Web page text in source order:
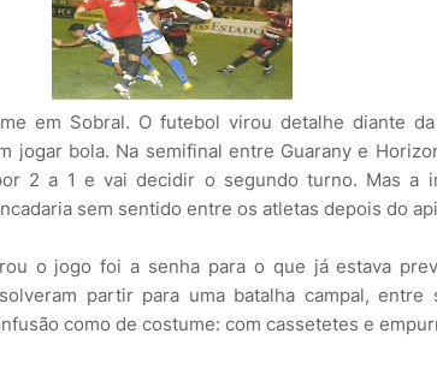
em Sobral. O futebol virou detalhe diante
jogar bola. Na semifinal entre Guarany e
2 a 1 e vai decidir o segundo turno. Mas a
sem sentido entre os atletas depois do
o jogo foi a senha para o que já estava
partir para uma batalha campal, entre
como de costume: com cassetetes e